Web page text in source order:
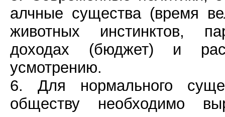
алчные существа (время
животных инстинктов,
доходах (бюджет) и
усмотрению.
6. Для нормального
обществу необходимо